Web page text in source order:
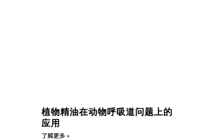
植物精油在动物呼吸道问题上的
应用
了解更多 »